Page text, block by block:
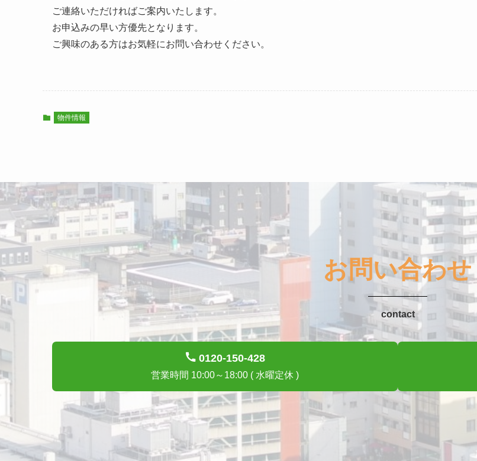
ご連絡いただければご案内いたします。
お申込みの早い方優先となります。
ご興味のある方はお気軽にお問い合わせください。
物件情報
お問い合わせ
contact
0120-150-428
営業時間 10:00～18:00 ( 水曜定休 )